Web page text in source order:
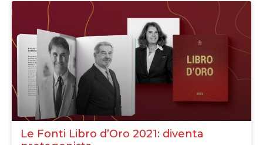
Le Fonti Libro d’Oro 2021: diventa